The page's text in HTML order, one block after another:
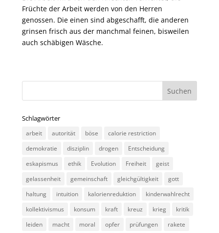
Früchte der Arbeit werden von den Herren
genossen. Die einen sind abgeschafft, die anderen
grinsen frisch aus der manchmal feinen, bisweilen
auch schäbigen Wäsche.
Schlagwörter
arbeit autorität böse
calorie restriction
demokratie
disziplin drogen
Entscheidung
eskapismus
ethik Evolution Freiheit
geist
gelassenheit
gemeinschaft gleichgültigkeit
gott
haltung
intuition kalorienreduktion
kinderwahlrecht
kollektivismus
konsum kraft kreuz krieg
kritik
leiden
macht moral opfer prüfungen
rakete